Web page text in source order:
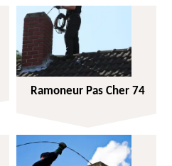
Ramoneur Pas Cher 74